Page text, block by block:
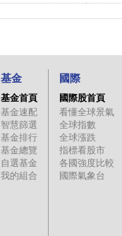
基金
基金首頁
基金速配
智慧篩選
基金排行
基金總覽
自選基金
我的組合
國際
國際股首頁
看懂全球景氣
全球指數
全球漲跌
指標看股市
各國強度比較
國際氣象台